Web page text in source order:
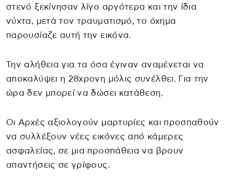
στενό ξεκίνησαν λίγο αργότερα και την ίδια
νύχτα, μετά τον τραυματισμό, το όχημα
παρουσίαζε αυτή την εικόνα.
Την αλήθεια για τα όσα έγιναν αναμένεται να
αποκαλύψει η 28χρονη μόλις συνέλθει. Για την
ώρα δεν μπορεί να δώσει κατάθεση.
Οι Αρχές αξιολογούν μαρτυρίες και προσπαθούν
να συλλέξουν νέες εικόνες από κάμερες
ασφαλείας, σε μια προσπάθεια να βρουν
απαντήσεις σε γρίφους.